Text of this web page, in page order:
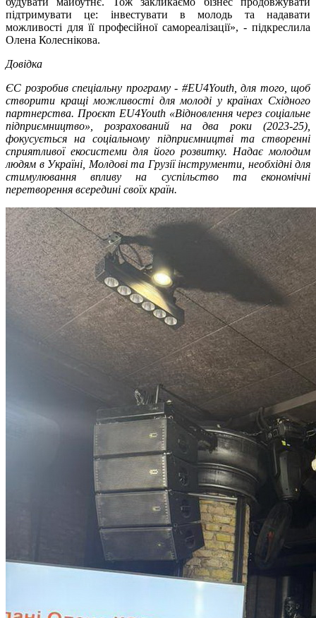
підтримувати це: інвестувати в молодь та надавати
можливості для її професійної самореалізації», - підкреслила
Олена Колеснікова.
Довідка
ЄС розробив спеціальну програму - #EU4Youth, для того, щоб
створити кращі можливості для молоді у країнах Східного
партнерства. Проєкт EU4Youth «Відновлення через соціальне
підприємництво», розрахований на два роки (2023-25),
фокусується на соціальному підприємництві та створенні
сприятливої екосистеми для його розвитку. Надає молодим
людям в Україні, Молдові та Грузії інструменти, необхідні для
стимулювання впливу на суспільство та економічні
перетворення всередині своїх країн.